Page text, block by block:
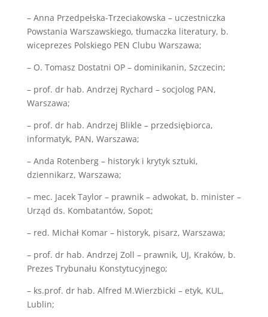
– Anna Przedpełska-Trzeciakowska – uczestniczka
Powstania Warszawskiego, tłumaczka literatury, b.
wiceprezes Polskiego PEN Clubu Warszawa;
– O. Tomasz Dostatni OP – dominikanin, Szczecin;
– prof. dr hab. Andrzej Rychard – socjolog PAN,
Warszawa;
– prof. dr hab. Andrzej Blikle – przedsiębiorca,
informatyk, PAN, Warszawa;
– Anda Rotenberg – historyk i krytyk sztuki,
dziennikarz, Warszawa;
– mec. Jacek Taylor – prawnik – adwokat, b. minister –
Urząd ds. Kombatantów, Sopot;
– red. Michał Komar – historyk, pisarz, Warszawa;
– prof. dr hab. Andrzej Zoll – prawnik, UJ, Kraków, b.
Prezes Trybunału Konstytucyjnego;
– ks.prof. dr hab. Alfred M.Wierzbicki – etyk, KUL,
Lublin;